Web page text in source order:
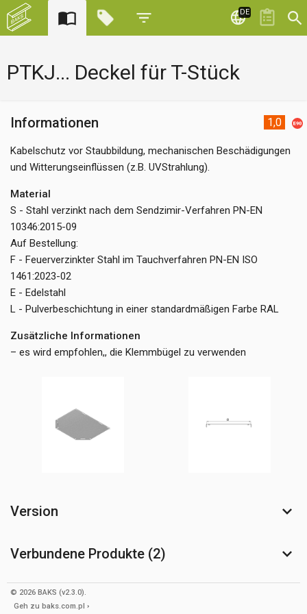
DE
PTKJ... Deckel für T-Stück
1,0
Informationen
Kabelschutz vor Staubbildung, mechanischen Beschädigungen
und Witterungseinflüssen (z.B. UVStrahlung).
Material
S - Stahl verzinkt nach dem Sendzimir-Verfahren PN-EN
10346:2015-09
Auf Bestellung:
F - Feuerverzinkter Stahl im Tauchverfahren PN-EN ISO
1461:2023-02
E - Edelstahl
L - Pulverbeschichtung in einer standardmäßigen Farbe RAL
Zusätzliche Informationen
– es wird empfohlen,, die Klemmbügel zu verwenden
Version
Verbundene Produkte (2)
© 2026 BAKS (v2.3.0).
Geh zu baks.com.pl